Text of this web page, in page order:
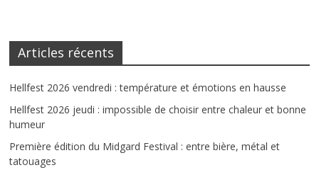
Articles récents
Hellfest 2026 vendredi : température et émotions en hausse
Hellfest 2026 jeudi : impossible de choisir entre chaleur et bonne
humeur
Première édition du Midgard Festival : entre bière, métal et
tatouages